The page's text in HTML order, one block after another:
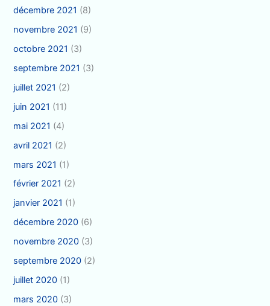
décembre 2021 (8)
novembre 2021 (9)
octobre 2021 (3)
septembre 2021 (3)
juillet 2021 (2)
juin 2021 (11)
mai 2021 (4)
avril 2021 (2)
mars 2021 (1)
février 2021 (2)
janvier 2021 (1)
décembre 2020 (6)
novembre 2020 (3)
septembre 2020 (2)
juillet 2020 (1)
mars 2020 (3)